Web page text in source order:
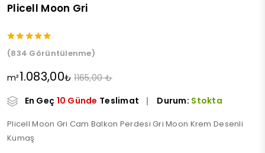
Plicell Moon Gri
(834 Görüntülenme)
m²1.083,00₺1165,00 ₺
En Geç 10 Günde Teslimat Durum: Stokta
Plicell Moon Gri Cam Balkon Perdesi Gri Moon Krem Desenli
Kumaş